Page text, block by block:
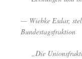
— Wiebke Esdar,
Bundestagsfraktion
„Die